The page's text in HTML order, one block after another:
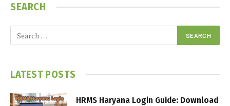
SEARCH
LATEST POSTS
HRMS Haryana Login Guide: Download